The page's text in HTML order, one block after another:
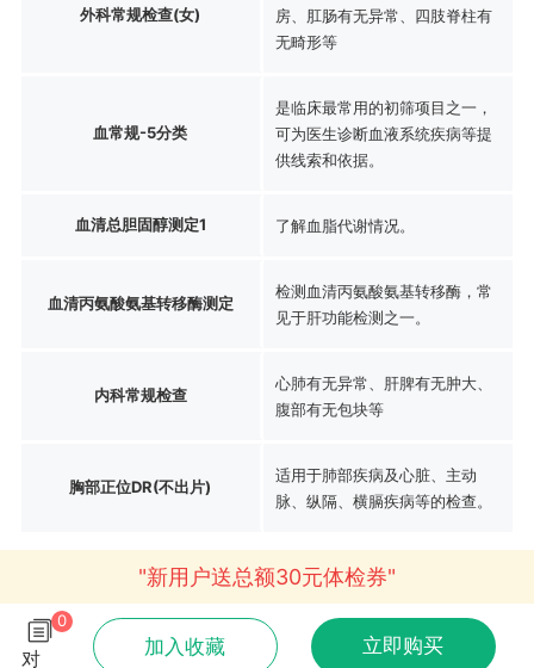
外科常规检查(女)
房、肛肠有无异常、四肢脊柱有
无畸形等
血常规-5分类
是临床最常用的初筛项目之一，
可为医生诊断血液系统疾病等提
供线索和依据。
血清总胆固醇测定1 了解血脂代谢情况。
血清丙氨酸氨基转移酶测定
检测血清丙氨酸氨基转移酶，常
见于肝功能检测之一。
内科常规检查
心肺有无异常、肝脾有无肿大、
腹部有无包块等
胸部正位DR(不出片)
适用于肺部疾病及心脏、主动
脉、纵隔、横膈疾病等的检查。
"新用户送总额30元体检券"
0
对
加入收藏 立即购买